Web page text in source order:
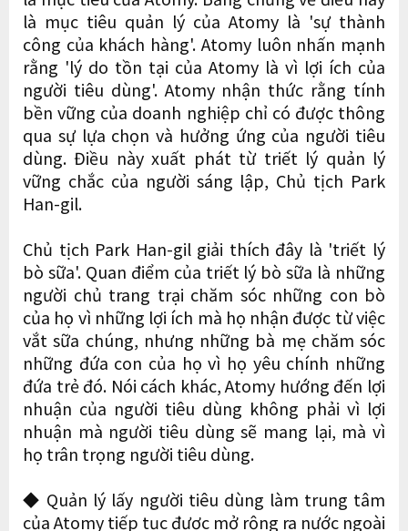
là mục tiêu quản lý của Atomy là 'sự thành
công của khách hàng'. Atomy luôn nhấn mạnh
rằng 'lý do tồn tại của Atomy là vì lợi ích của
người tiêu dùng'. Atomy nhận thức rằng tính
bền vững của doanh nghiệp chỉ có được thông
qua sự lựa chọn và hưởng ứng của người tiêu
dùng. Điều này xuất phát từ triết lý quản lý
vững chắc của người sáng lập, Chủ tịch Park
Han-gil.
Chủ tịch Park Han-gil giải thích đây là 'triết lý
bò sữa'. Quan điểm của triết lý bò sữa là những
người chủ trang trại chăm sóc những con bò
của họ vì những lợi ích mà họ nhận được từ việc
vắt sữa chúng, nhưng những bà mẹ chăm sóc
những đứa con của họ vì họ yêu chính những
đứa trẻ đó. Nói cách khác, Atomy hướng đến lợi
nhuận của người tiêu dùng không phải vì lợi
nhuận mà người tiêu dùng sẽ mang lại, mà vì
họ trân trọng người tiêu dùng.
◆ Quản lý lấy người tiêu dùng làm trung tâm
của Atomy tiếp tục được mở rộng ra nước ngoài